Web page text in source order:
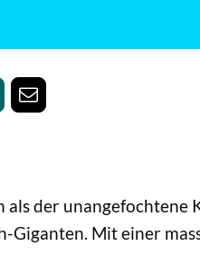
als der
Giganten. Mit einer